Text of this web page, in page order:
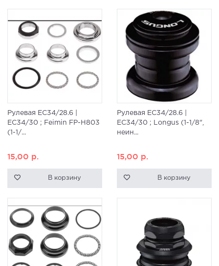
Рулевая ЕС34/28.6 |
EC34/30 ; Feimin FP-H803
(1-1/...
15,00 р.
В корзину
Рулевая ЕС34/28.6 |
EC34/30 ; Longus (1-1/8",
неин...
15,00 р.
В корзину